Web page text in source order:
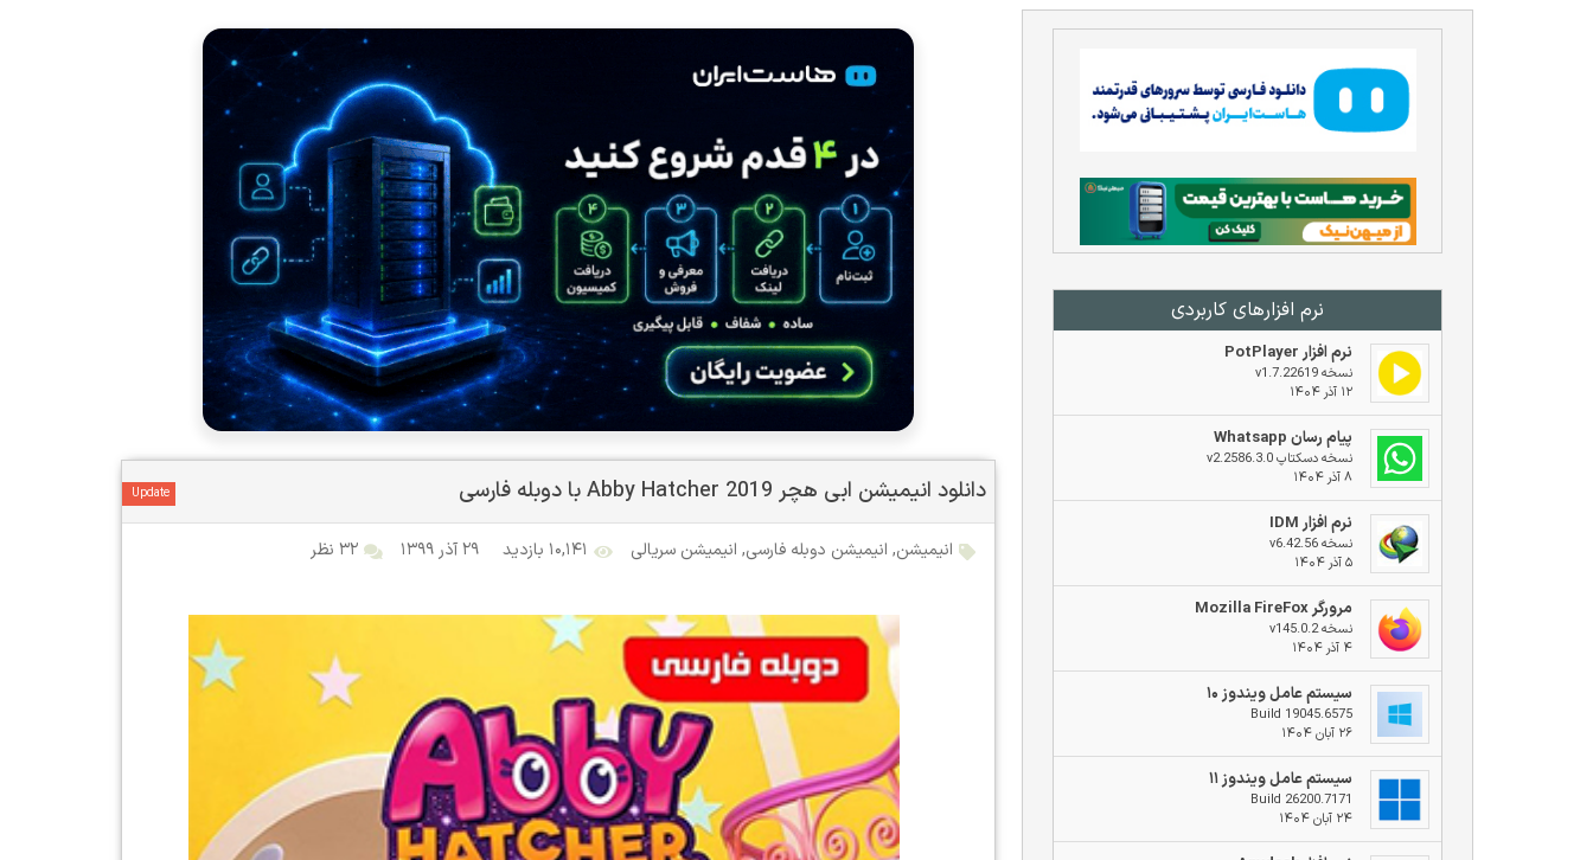
نرم افزار‌های کاربردی
نرم افزار PotPlayer
نسخه v1.7.22619
۱۲ آذر ۱۴۰۴
پیام رسان Whatsapp
نسخه دسکتاپ v2.2586.3.0
۸ آذر ۱۴۰۴
نرم افزار IDM
نسخه v6.42.56
۵ آذر ۱۴۰۴
مرورگر Mozilla FireFox
نسخه v145.0.2
۴ آذر ۱۴۰۴
سیستم عامل ویندوز ۱۰
Build 19045.6575
۲۶ آبان ۱۴۰۴
سیستم عامل ویندوز ۱۱
Build 26200.7171
۲۴ آبان ۱۴۰۴
دانلود انیمیشن ابی هچر Abby Hatcher 2019 با دوبله فارسی Update
انیمیشن, انیمیشن دوبله فارسی, انیمیشن سریالی ۱۰,۱۴۱ بازدید ۲۹ آذر ۱۳۹۹ ۳۲ نظر